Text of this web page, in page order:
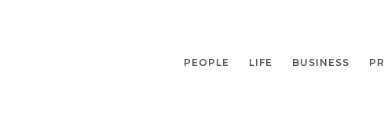
PEOPLE LIFE BUSINESS PR